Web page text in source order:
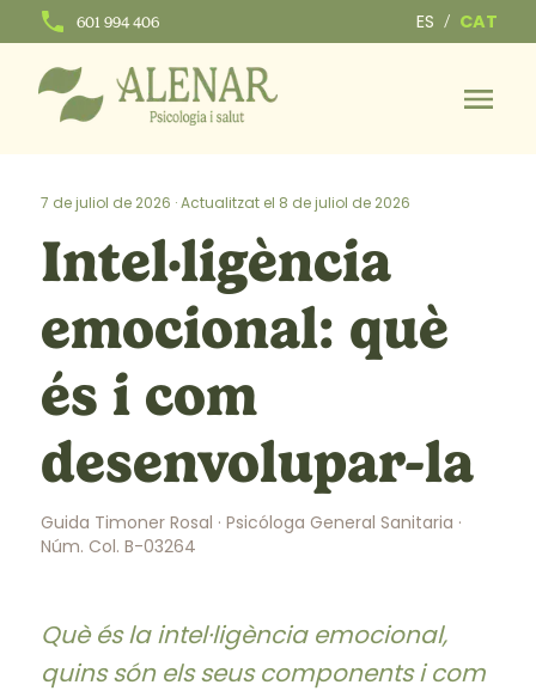
601 994 406 ES / CAT
7 de juliol de 2026 · Actualitzat el 8 de juliol de 2026
Intel·ligència
emocional: què
és i com
desenvolupar-la
Guida Timoner Rosal · Psicóloga General Sanitaria ·
Núm. Col. B-03264
Què és la intel·ligència emocional,
quins són els seus components i com